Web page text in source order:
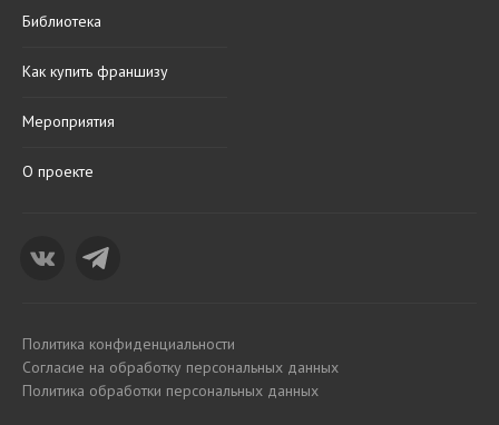
Библиотека
Как купить франшизу
Мероприятия
О проекте
Политика конфиденциальности
Согласие на обработку персональных данных
Политика обработки персональных данных